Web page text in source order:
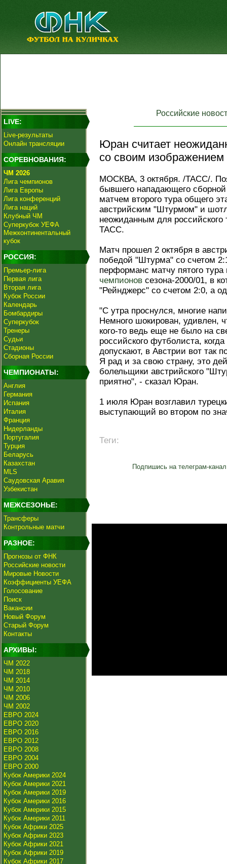
LIVE:
Live-результаты
Онлайн трансляции
СОРЕВНОВАНИЯ:
ЧМ 2026
Лига чемпионов
Лига Европы
Лига конференций
Лига наций
Клубный ЧМ
Суперкубок УЕФА
Межконтинентальный
кубок
РОССИЯ:
Премьер-лига
Первая лига
Вторая лига
Кубок России
Календарь
Бомбардиры
Суперкубок
Тренеры
Судьи
Стадионы
Сборная России
ЧЕМПИОНАТЫ:
Англия
Германия
Испания
Италия
Франция
Нидерланды
Португалия
Турция
Беларусь
Казахстан
MLS
Саудовская Аравия
Узбекистан
МЕЖСЕЗОНЬЕ:
Трансферы
Контрольные матчи
РАЗНОЕ:
Прогнозы от ФНК
Российские новости
Мировые Новости
Коэффициенты УЕФА
Голосование
Поиск
Вакансии
Новый Форум
Старый Форум
Контакты
АРХИВЫ:
ЧМ 2022
ЧМ 2018
ЧМ 2014
ЧМ 2010
ЧМ 2006
ЧМ 2002
ЕВРО 2024
ЕВРО 2020
ЕВРО 2016
ЕВРО 2012
ЕВРО 2008
ЕВРО 2004
ЕВРО 2000
Кубок Америки 2024
Кубок Америки 2021
Кубок Америки 2019
Кубок Америки 2016
Кубок Америки 2015
Кубок Америки 2011
Кубок Африки 2025
Кубок Африки 2023
Кубок Африки 2021
Кубок Африки 2019
Кубок Африки 2017
Российские
Юран считает
со своим изображением
МОСКВА, 3 октября. /ТАСС/.
бывшего нападающего
матчем второго тура общего
австрийским "Штурмом" и
неожиданным для
ТАСС.
Матч прошел 2 октября в
победой "Штурма" со счетом
перформанс матчу пятого тура
чемпионов сезона-2000/01, в
"Рейнджерс" со счетом 2:0, а
"С утра проснулся, многие
Немного шокирован, удивлен,
кого-то ведь еще не было на
российского футболиста,
допускают, в Австрии вот так
Я рад и за свою страну, это
болельщики австрийского
приятно", - сказал Юран.
1 июля Юран возглавил
выступающий во втором по
Теги:
Подпишись на телеграм-